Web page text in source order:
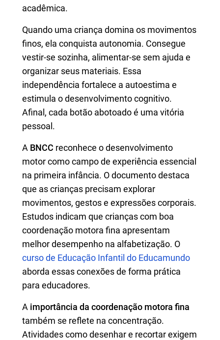
acadêmica.
Quando uma criança domina os movimentos
finos, ela conquista autonomia. Consegue
vestir-se sozinha, alimentar-se sem ajuda e
organizar seus materiais. Essa
independência fortalece a autoestima e
estimula o desenvolvimento cognitivo.
Afinal, cada botão abotoado é uma vitória
pessoal.
A BNCC reconhece o desenvolvimento
motor como campo de experiência essencial
na primeira infância. O documento destaca
que as crianças precisam explorar
movimentos, gestos e expressões corporais.
Estudos indicam que crianças com boa
coordenação motora fina apresentam
melhor desempenho na alfabetização. O
curso de Educação Infantil do Educamundo
aborda essas conexões de forma prática
para educadores.
A importância da coordenação motora fina
também se reflete na concentração.
Atividades como desenhar e recortar exigem